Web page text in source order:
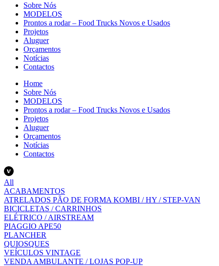
Sobre Nós
MODELOS
Prontos a rodar – Food Trucks Novos e Usados
Projetos
Aluguer
Orçamentos
Notícias
Contactos
Home
Sobre Nós
MODELOS
Prontos a rodar – Food Trucks Novos e Usados
Projetos
Aluguer
Orçamentos
Notícias
Contactos
All
ACABAMENTOS
ATRELADOS PÃO DE FORMA KOMBI / HY / STEP-VAN
BICICLETAS / CARRINHOS
ELÉTRICO / AIRSTREAM
PIAGGIO APE50
PLANCHER
QUIOSQUES
VEÍCULOS VINTAGE
VENDA AMBULANTE / LOJAS POP-UP